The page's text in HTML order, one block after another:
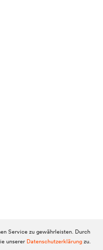
Service zu gewährleisten. Durch
unserer Datenschutzerklärungzu.